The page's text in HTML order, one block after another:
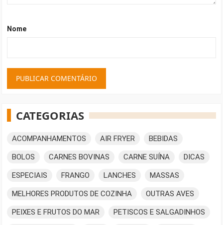
Nome
CATEGORIAS
ACOMPANHAMENTOS AIR FRYER BEBIDAS
BOLOS CARNES BOVINAS CARNE SUÍNA DICAS
ESPECIAIS FRANGO LANCHES MASSAS
MELHORES PRODUTOS DE COZINHA OUTRAS AVES
PEIXES E FRUTOS DO MAR PETISCOS E SALGADINHOS